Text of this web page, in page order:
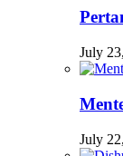
July
July